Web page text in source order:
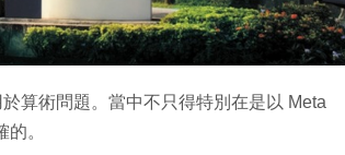
算術問題。當中不只得特別在是以 Meta
。